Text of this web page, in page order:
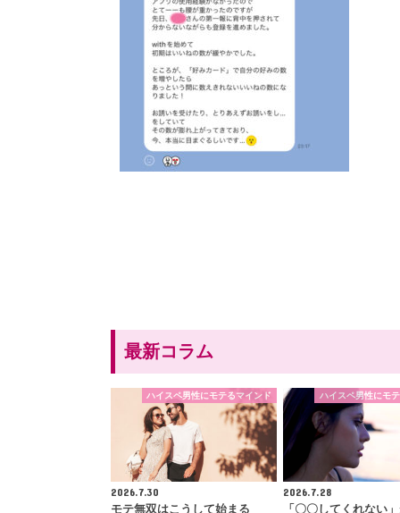
最新コラム
ハイスペ男性にモテるマインド
2026.7.30
モテ無双はこうして始まる
ハイスペ男性にモ
2026.7.28
「〇〇してくれない